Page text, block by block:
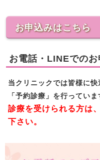
お申込みはこちら
お電話・LINEでのお
当クリニックでは皆様に
「予約診療」を行っていま
診療を受けられる方は
下さい。